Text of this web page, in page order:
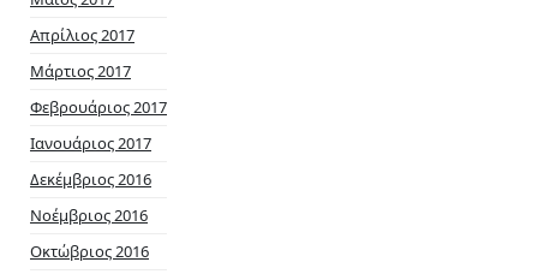
Απρίλιος 2017
Μάρτιος 2017
Φεβρουάριος 2017
Ιανουάριος 2017
Δεκέμβριος 2016
Νοέμβριος 2016
Οκτώβριος 2016